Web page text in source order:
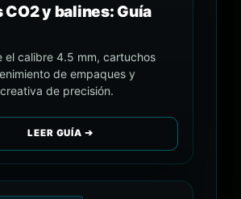
CO2 y balines: Guía
el calibre 4.5 mm, cartuchos
de empaques y
de precisión.
LEER GUÍA ➔